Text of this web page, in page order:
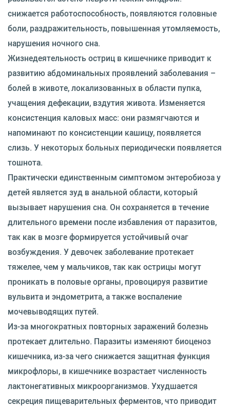
снижается работоспособность, появляются головные
боли, раздражительность, повышенная утомляемость,
нарушения ночного сна.
Жизнедеятельность остриц в кишечнике приводит к
развитию абдоминальных проявлений заболевания –
болей в животе, локализованных в области пупка,
учащения дефекации, вздутия живота. Изменяется
консистенция каловых масс: они размягчаются и
напоминают по консистенции кашицу, появляется
слизь. У некоторых больных периодически появляется
тошнота.
Практически единственным симптомом энтеробиоза у
детей является зуд в анальной области, который
вызывает нарушения сна. Он сохраняется в течение
длительного времени после избавления от паразитов,
так как в мозге формируется устойчивый очаг
возбуждения. У девочек заболевание протекает
тяжелее, чем у мальчиков, так как острицы могут
проникать в половые органы, провоцируя развитие
вульвита и эндометрита, а также воспаление
мочевыводящих путей.
Из-за многократных повторных заражений болезнь
протекает длительно. Паразиты изменяют биоценоз
кишечника, из-за чего снижается защитная функция
микрофлоры, в кишечнике возрастает численность
лактонегативных микроорганизмов. Ухудшается
секреция пищеварительных ферментов, что приводит